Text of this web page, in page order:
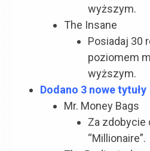
wyższym.
The Insane
Posiadaj 30
poziomem
wyższym.
Dodano 3 nowe tytuły
Mr. Money Bags
Za zdobycie
“Millionaire”.